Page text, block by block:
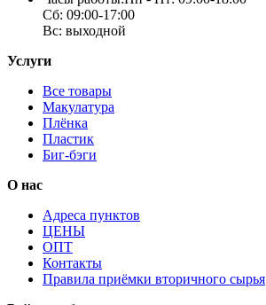
Сб: 09:00-17:00
Вс: выходной
Услуги
Все товары
Макулатура
Плёнка
Пластик
Биг-бэги
О нас
Адреса пунктов
ЦЕНЫ
ОПТ
Контакты
Правила приёмки вторичного сырья